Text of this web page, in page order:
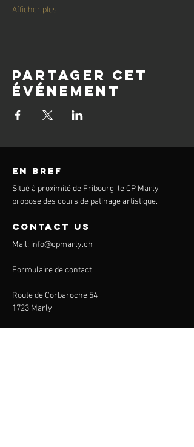
Afficher plus
Partager cet
événement
en bref
Situé à proximité de Fribourg, le CP Marly
propose des cours de patinage artistique.
contact us
Mail: info@cpmarly.ch
Formulaire de contact
Route de Corbaroche 54
1723 Marly